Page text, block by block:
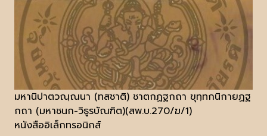
มหานิปาตวณฺณนา (ทสชาติ) ชาตกฏฐกถา ขุทฺทกนิกายฏฐ
กถา (มหาชนก-วิธูรบัณฑิต)(สพ.บ.270/ฆ/1)
หนังสืออิเล็กทรอนิกส์